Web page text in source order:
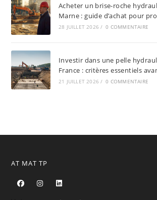
Acheter un brise-roche
Marne : guide d’achat pour
28 JUILLET 2026 / 0 COMMENTAIRE
Investir dans une pelle
France : critères essentiels
21 JUILLET 2026 / 0 COMMENTAIRE
AT MAT TP